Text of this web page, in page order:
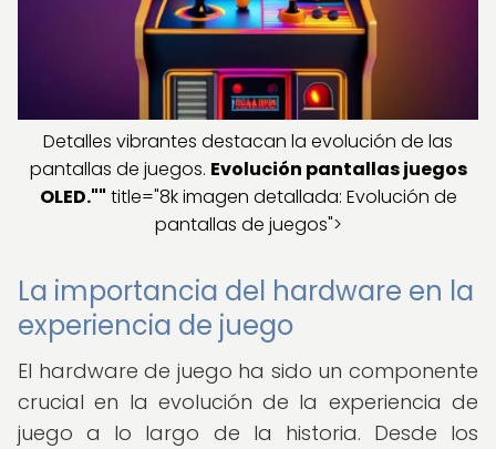
Detalles vibrantes destacan la evolución de las
pantallas de juegos. Evolución pantallas juegos
OLED."" title="8k imagen detallada: Evolución de
pantallas de juegos">
La importancia del hardware en la
experiencia de juego
El hardware de juego ha sido un componente
crucial en la evolución de la experiencia de
juego a lo largo de la historia. Desde los